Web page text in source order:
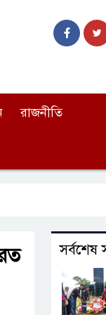
রাজনীতি
সর্বশেষ